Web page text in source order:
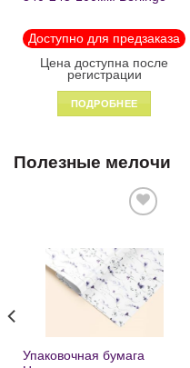
молнии1246
Доступно для предзаказа
Цена доступна после
регистрации
ПОДРОБНЕЕ
Полезные мелочи
желаний
Упаковочная бумага